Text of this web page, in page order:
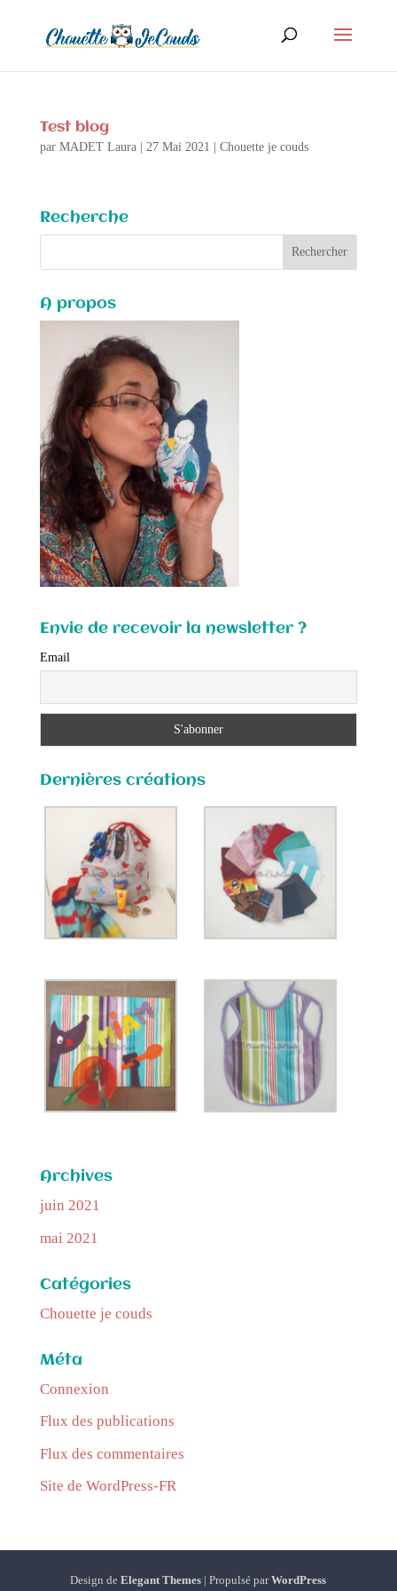
Test blog
par MADET Laura| 27 Mai 2021 Chouette je couds
Recherche
A propos
Envie de recevoir la newsletter ?
Email
Dernières créations
Archives
juin 2021
mai 2021
Catégories
Chouette je couds
Méta
Connexion
Flux des publications
Flux des commentaires
Site de WordPress-FR
Design deElegant Themes | Propulsé parWordPress